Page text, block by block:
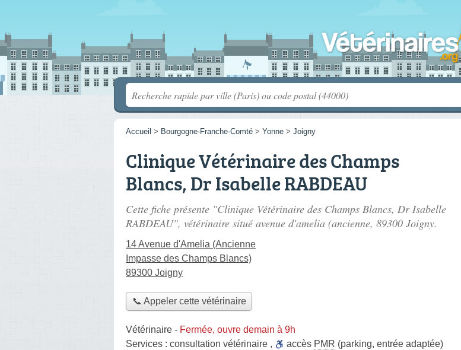
Accueil > Bourgogne-Franche-Comté > Yonne > Joigny
Clinique Vétérinaire des Champs
Blancs, Dr Isabelle RABDEAU
Cette fiche présente "Clinique Vétérinaire des Champs Blancs, Dr Isabelle
RABDEAU", vétérinaire situé avenue d'amelia (ancienne, 89300 Joigny.
14 Avenue d'Amelia (Ancienne
Impasse des Champs Blancs)
89300 Joigny
📞 Appeler cette vétérinaire
Vétérinaire - Fermée, ouvre demain à 9h
Services : consultation vétérinaire , accès PMR (parking, entrée adaptée)